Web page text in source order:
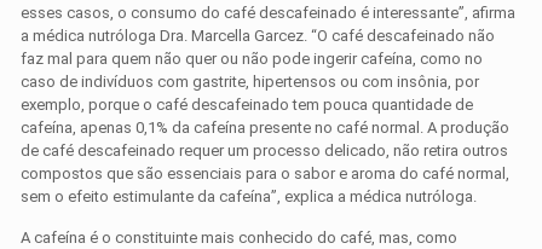
esses casos, o consumo do café descafeinado é interessante”, afirma
a médica nutróloga Dra. Marcella Garcez. “O café descafeinado não
faz mal para quem não quer ou não pode ingerir cafeína, como no
caso de indivíduos com gastrite, hipertensos ou com insônia, por
exemplo, porque o café descafeinado tem pouca quantidade de
cafeína, apenas 0,1% da cafeína presente no café normal. A produção
de café descafeinado requer um processo delicado, não retira outros
compostos que são essenciais para o sabor e aroma do café normal,
sem o efeito estimulante da cafeína”, explica a médica nutróloga.
A cafeína é o constituinte mais conhecido do café, mas, como